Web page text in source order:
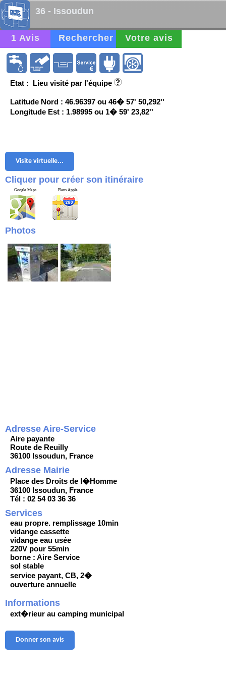
36 - Issoudun
1 Avis Rechercher Votre avis
Etat : Lieu visité par l'équipe
Latitude Nord : 46.96397 ou 46� 57' 50,292''
Longitude Est : 1.98995 ou 1� 59' 23,82''
Visite virtuelle...
Cliquer pour créer son itinéraire
Google Maps Plans Apple
Photos
Adresse Aire-Service
Aire payante
Route de Reuilly
36100 Issoudun, France
Adresse Mairie
Place des Droits de l�Homme
36100 Issoudun, France
Tél : 02 54 03 36 36
Services
eau propre. remplissage 10min
vidange cassette
vidange eau usée
220V pour 55min
borne : Aire Service
sol stable
service payant, CB, 2�
ouverture annuelle
Informations
ext�rieur au camping municipal
Donner son avis